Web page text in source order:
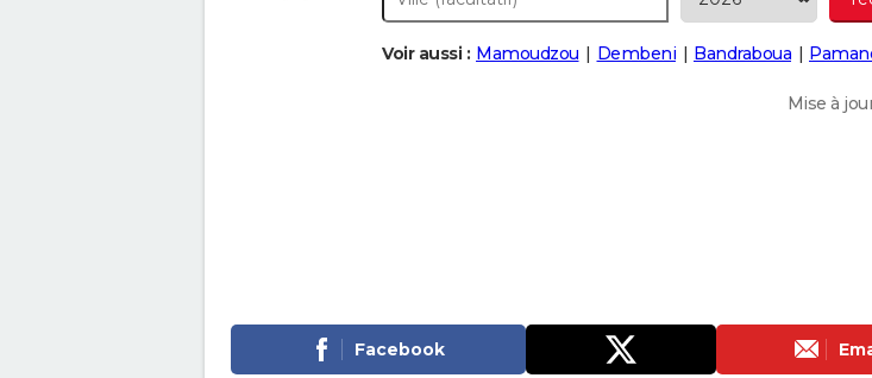
Voir aussi : Mamoudzou Dembeni Bandraboua
Mise à
Facebook